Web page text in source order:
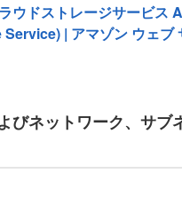
ウドストレージサービス
| アマゾン ウェブ
びネットワーク、サブ